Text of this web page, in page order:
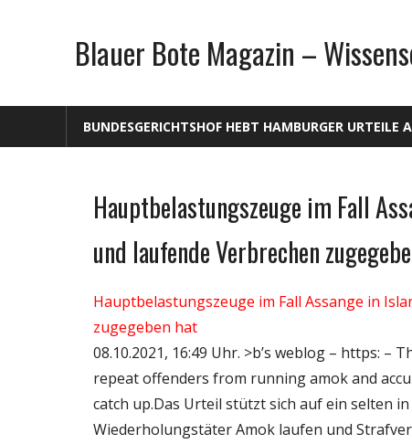
Blauer Bote Magazin –
BUNDESGERICHTSHOF HEBT HAMBURGER URTEILE
Gesellschaft
Politik
Wissenschaft
Hauptbelastungszeuge im Fall
und laufende Verbrechen
Hauptbelastungszeuge im Fall Assange in
zugegeben hat
08.10.2021, 16:49 Uhr. >b’s weblog – https:
repeat of­f­end­ers from runn­ing amok and
catch up.Das Urteil stützt sich auf ein selten
Wiederholungstäter Amok laufen und